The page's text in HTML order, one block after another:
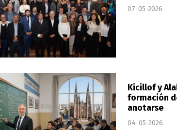
07-05-2026
Kicillof y
formación
anotarse
04-05-2026